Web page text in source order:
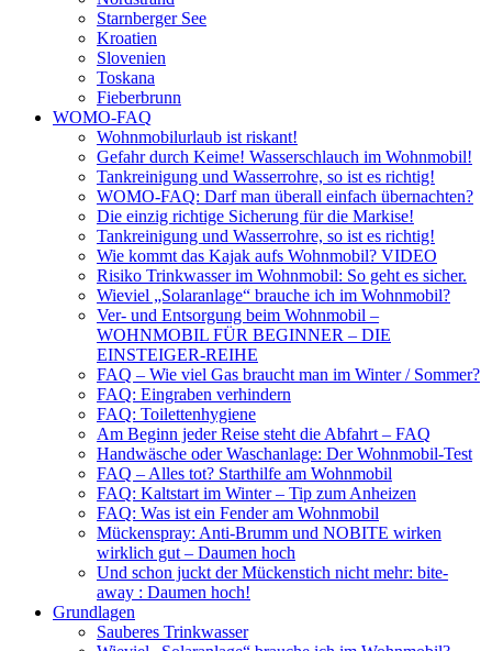
Starnberger See
Kroatien
Slovenien
Toskana
Fieberbrunn
WOMO-FAQ
Wohnmobilurlaub ist riskant!
Gefahr durch Keime! Wasserschlauch im Wohnmobil!
Tankreinigung und Wasserrohre, so ist es richtig!
WOMO-FAQ: Darf man überall einfach übernachten?
Die einzig richtige Sicherung für die Markise!
Tankreinigung und Wasserrohre, so ist es richtig!
Wie kommt das Kajak aufs Wohnmobil? VIDEO
Risiko Trinkwasser im Wohnmobil: So geht es sicher.
Wieviel „Solaranlage“ brauche ich im Wohnmobil?
Ver- und Entsorgung beim Wohnmobil –
WOHNMOBIL FÜR BEGINNER – DIE
EINSTEIGER-REIHE
FAQ – Wie viel Gas braucht man im Winter / Sommer?
FAQ: Eingraben verhindern
FAQ: Toilettenhygiene
Am Beginn jeder Reise steht die Abfahrt – FAQ
Handwäsche oder Waschanlage: Der Wohnmobil-Test
FAQ – Alles tot? Starthilfe am Wohnmobil
FAQ: Kaltstart im Winter – Tip zum Anheizen
FAQ: Was ist ein Fender am Wohnmobil
Mückenspray: Anti-Brumm und NOBITE wirken
wirklich gut – Daumen hoch
Und schon juckt der Mückenstich nicht mehr: bite-
away : Daumen hoch!
Grundlagen
Sauberes Trinkwasser